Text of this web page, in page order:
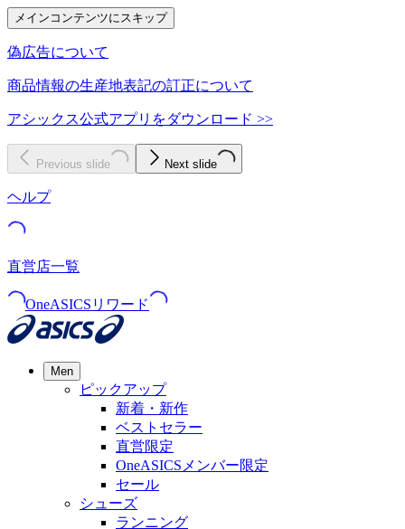
メインコンテンツにスキップ
偽広告について
商品情報の生産地表記の訂正について
アシックス公式アプリをダウンロード >>
Previous slide Next slide
ヘルプ
直営店一覧
OneASICSリワード
Men
ピックアップ
新着・新作
ベストセラー
直営限定
OneASICSメンバー限定
セール
シューズ
ランニング